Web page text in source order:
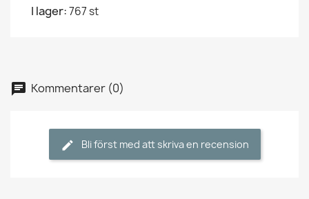
I lager:767 st
Kommentarer (0)
Bli först med att skriva en recension